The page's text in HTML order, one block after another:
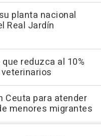
planta nacional
Real Jardín
reduzca al 10%
Ceuta para atender
menores migrantes